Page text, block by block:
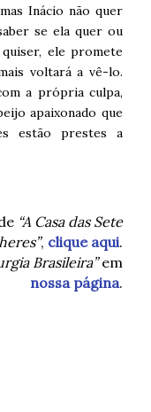
Inácio não quer
se ela quer ou
ele promete
voltará a vê-lo.
a própria culpa,
apaixonado que
estão prestes a
“A Casa das Sete
, clique aqui.
Brasileira”em
nossa página.